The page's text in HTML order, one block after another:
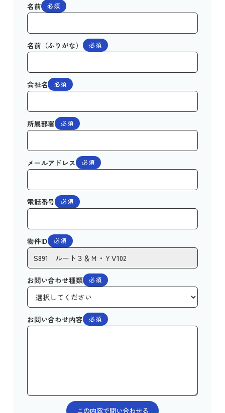
名前 必須
名前（ふりがな） 必須
会社名 必須
所属部署 必須
メールアドレス 必須
電話番号 必須
物件ID 必須
お問い合わせ種類 必須
お問い合わせ内容 必須